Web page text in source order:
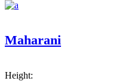
Maharani
Height: